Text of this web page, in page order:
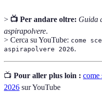
> 📺 Per andare oltre: Guida
aspirapolvere.
> Cerca su YouTube: come
aspirapolvere 2026.
📺 Pour aller plus loin : come
2026 sur YouTube